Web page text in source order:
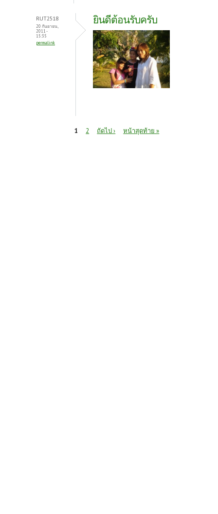
RUT2518
20 กันยายน,
2011 -
15:35
permalink
ยินดีต้อนรับครับ
1 2 ถัดไป › หน้าสุดท้าย »